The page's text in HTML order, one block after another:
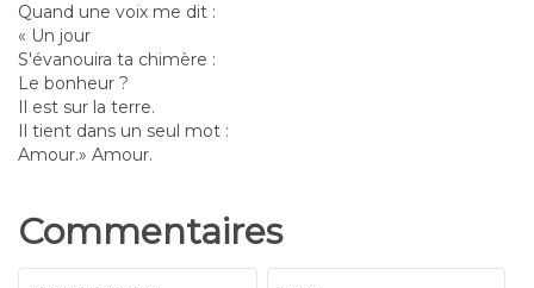
Quand une voix me dit :
« Un jour
S'évanouira ta chimère :
Le bonheur ?
Il est sur la terre.
Il tient dans un seul mot :
Amour.» Amour.
Commentaires